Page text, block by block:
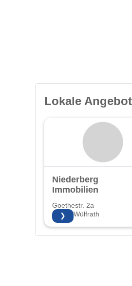
Lokale
Niederberg
Immobilien
Goethestr. 2a
42489 Wülfrath
❯